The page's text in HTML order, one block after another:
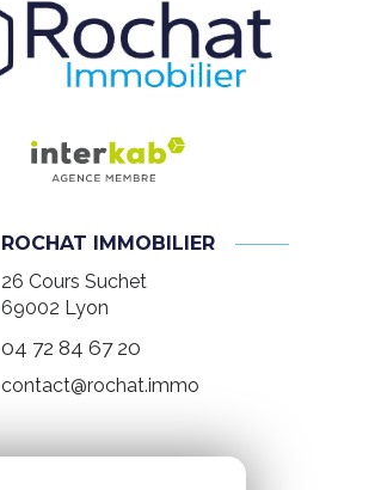
ROCHAT IMMOBILIER
26 Cours Suchet
69002 Lyon
04 72 84 67 20
contact@rochat.immo